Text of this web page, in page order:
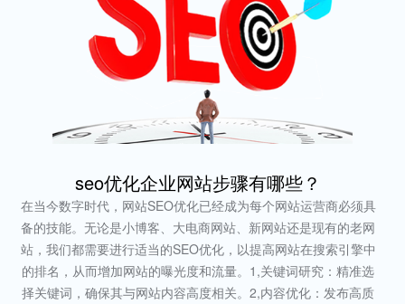
seo优化企业网站步骤有哪些？
在当今数字时代，网站SEO优化已经成为每个网站运营商必须具
备的技能。无论是小博客、大电商网站、新网站还是现有的老网
站，我们都需要进行适当的SEO优化，以提高网站在搜索引擎中
的排名，从而增加网站的曝光度和流量。1,关键词研究：精准选
择关键词，确保其与网站内容高度相关。2,内容优化：发布高质